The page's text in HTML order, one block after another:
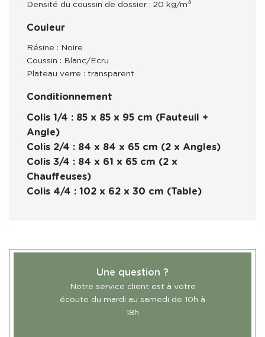
Densité du coussin de dossier : 20 kg/m 3
Couleur
Résine : Noire
Coussin : Blanc/Ecru
Plateau verre : transparent
Conditionnement
Colis 1/4 : 85 x 85 x 95 cm (Fauteuil +
Angle)
Colis 2/4 : 84 x 84 x 65 cm (2 x Angles)
Colis 3/4 : 84 x 61 x 65 cm (2 x
Chauffeuses)
Colis 4/4 : 102 x 62 x 30 cm (Table)
Une question ?
Notre service client est à votre
écoute du mardi au samedi de 10h à
18h